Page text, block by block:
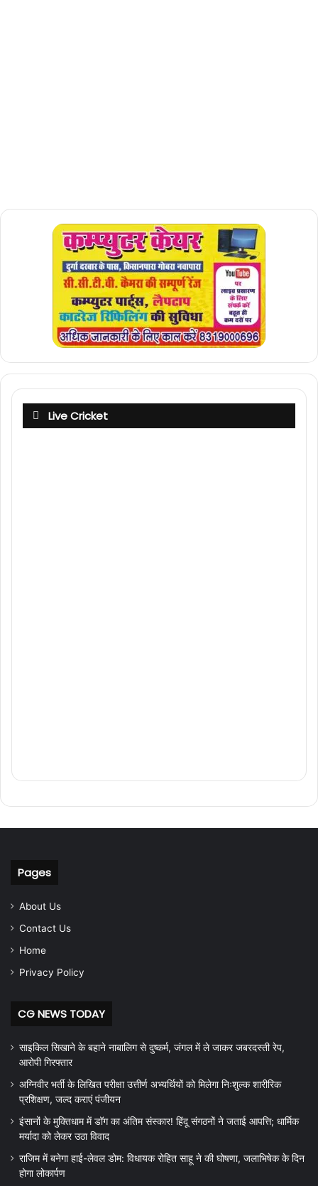
Live Cricket
Pages
About Us
Contact Us
Home
Privacy Policy
CG NEWS TODAY
साइकिल सिखाने के बहाने नाबालिग से दुष्कर्म, जंगल में ले जाकर जबरदस्ती रेप,
आरोपी गिरफ्तार
अग्निवीर भर्ती के लिखित परीक्षा उत्तीर्ण अभ्यर्थियों को मिलेगा निःशुल्क शारीरिक
प्रशिक्षण, जल्द कराएं पंजीयन
इंसानों के मुक्तिधाम में डॉग का अंतिम संस्कार! हिंदू संगठनों ने जताई आपत्ति; धार्मिक
मर्यादा को लेकर उठा विवाद
राजिम में बनेगा हाई-लेवल डोम: विधायक रोहित साहू ने की घोषणा, जलाभिषेक के दिन
होगा लोकार्पण